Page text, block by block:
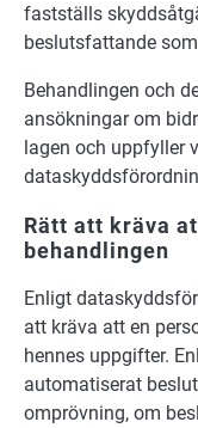
fastställs
beslutsfattande
Behandlingen och
ansökningar om
lagen och uppfyller
Rätt att kräva
behandlingen
Enligt
att kräva att en
hennes uppgifter.
automatiserat
omprövning, om